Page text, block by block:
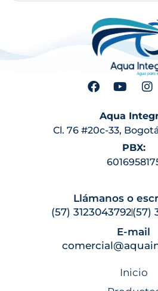
Aqua
Cl. 76 #20c-33,
PBX:
Llámanos o
(57) 3123043792(57)
E-mail
Inicio